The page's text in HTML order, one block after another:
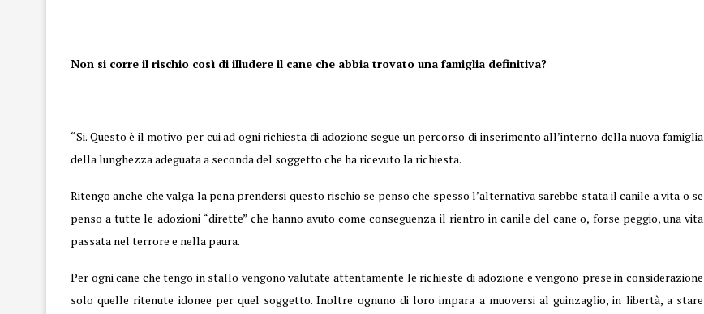
Non si corre il rischio così di illudere il cane che abbia trovato una famiglia definitiva?
“Si. Questo è il motivo per cui ad ogni richiesta di adozione segue un percorso di inserimento all’interno della nuova famiglia
della lunghezza adeguata a seconda del soggetto che ha ricevuto la richiesta.
Ritengo anche che valga la pena prendersi questo rischio se penso che spesso l’alternativa sarebbe stata il canile a vita o se
penso a tutte le adozioni “dirette” che hanno avuto come conseguenza il rientro in canile del cane o, forse peggio, una vita
passata nel terrore e nella paura.
Per ogni cane che tengo in stallo vengono valutate attentamente le richieste di adozione e vengono prese in considerazione
solo quelle ritenute idonee per quel soggetto. Inoltre ognuno di loro impara a muoversi al guinzaglio, in libertà, a stare